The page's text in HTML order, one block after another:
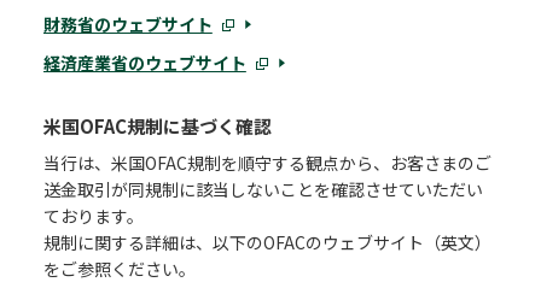
財務省のウェブサイト
経済産業省のウェブサイト
米国OFAC規制に基づく確認
当行は、米国OFAC規制を順守する観点から、お客さまのご
送金取引が同規制に該当しないことを確認させていただい
ております。
規制に関する詳細は、以下のOFACのウェブサイト（英文）
をご参照ください。